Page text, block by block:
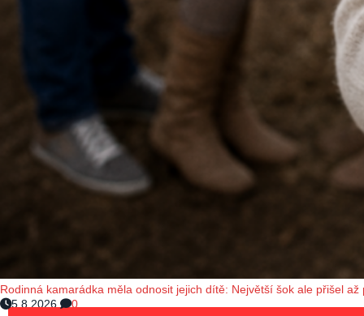
Rodinná kamarádka měla odnosit jejich dítě: Největší šok ale přišel až
5.8.2026
0